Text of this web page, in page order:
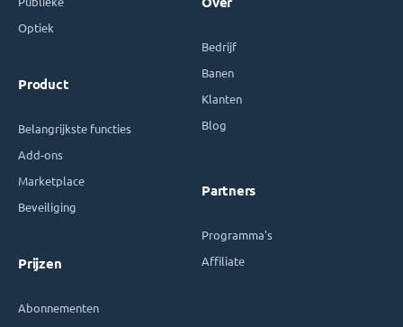
Optiek
Product
Belangrijkste functies
Add-ons
Marketplace
Beveiliging
Prijzen
Abonnementen
Bedrijf
Banen
Klanten
Blog
Partners
Programma's
Affiliate